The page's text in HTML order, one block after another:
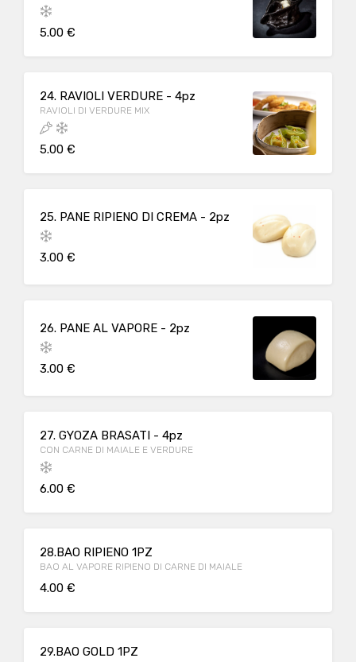
5.00 €
24. RAVIOLI VERDURE - 4pz
RAVIOLI DI VERDURE MIX
5.00 €
25. PANE RIPIENO DI CREMA - 2pz
3.00 €
26. PANE AL VAPORE - 2pz
3.00 €
27. GYOZA BRASATI - 4pz
CON CARNE DI MAIALE E VERDURE
6.00 €
28.BAO RIPIENO 1PZ
BAO AL VAPORE RIPIENO DI CARNE DI MAIALE
4.00 €
29.BAO GOLD 1PZ